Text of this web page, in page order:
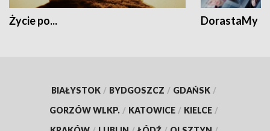
Życie po... DorastaMy
BIAŁYSTOK / BYDGOSZCZ / GDAŃSK /
GORZÓW WLKP. / KATOWICE / KIELCE /